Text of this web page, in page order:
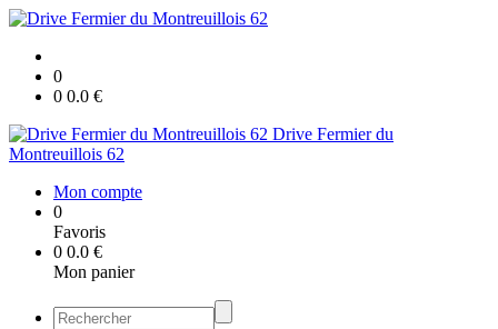
0
0 0.0 €
Drive Fermier du
Montreuillois 62
Mon compte
0
Favoris
0 0.0 €
Mon panier